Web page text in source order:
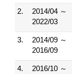
2.
2014/04 ～
2022/03
3.
2014/09 ～
2016/09
4.
2016/10 ～